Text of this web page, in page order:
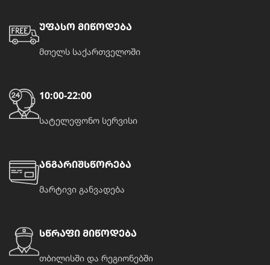
უფასო მიწოდება
მთელს საქართველოში
10:00-22:00
სატელეფონო სერვისი
ანგარიშსწორება
მარტივი განვადება
სწრაფი მიწოდება
თბილისში და რეგიონებში